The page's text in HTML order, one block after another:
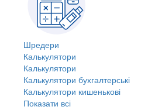
Шредери
Калькулятори
Калькулятори
Калькулятори бухгалтерські
Калькулятори кишенькові
Показати всі